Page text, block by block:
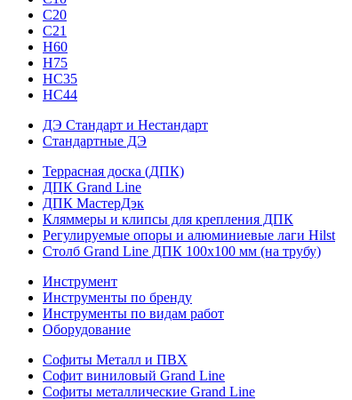
С20
С21
H60
H75
HС35
НС44
ДЭ Стандарт и Нестандарт
Стандартные ДЭ
Террасная доска (ДПК)
ДПК Grand Line
ДПК МастерДэк
Кляммеры и клипсы для крепления ДПК
Регулируемые опоры и алюминиевые лаги Hilst
Столб Grand Line ДПК 100х100 мм (на трубу)
Инструмент
Инструменты по бренду
Инструменты по видам работ
Оборудование
Софиты Металл и ПВХ
Софит виниловый Grand Line
Софиты металлические Grand Line